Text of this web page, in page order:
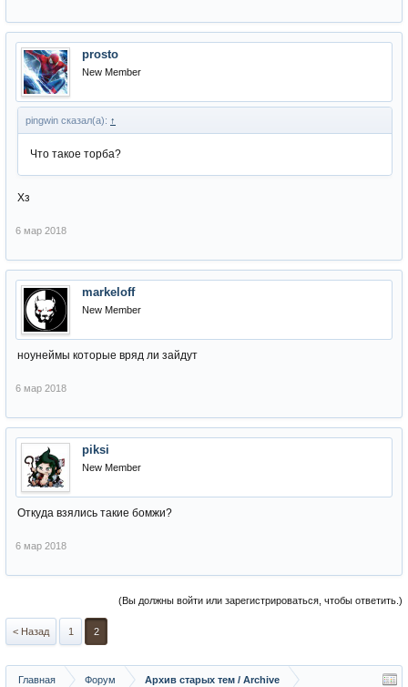
prosto
New Member
pingwin сказал(а): ↑
Что такое торба?
Хз
6 мар 2018
markeloff
New Member
ноунеймы которые вряд ли зайдут
6 мар 2018
piksi
New Member
Откуда взялись такие бомжи?
6 мар 2018
(Вы должны войти или зарегистрироваться, чтобы ответить.)
< Назад 1 2
Главная Форум Архив старых тем / Archive